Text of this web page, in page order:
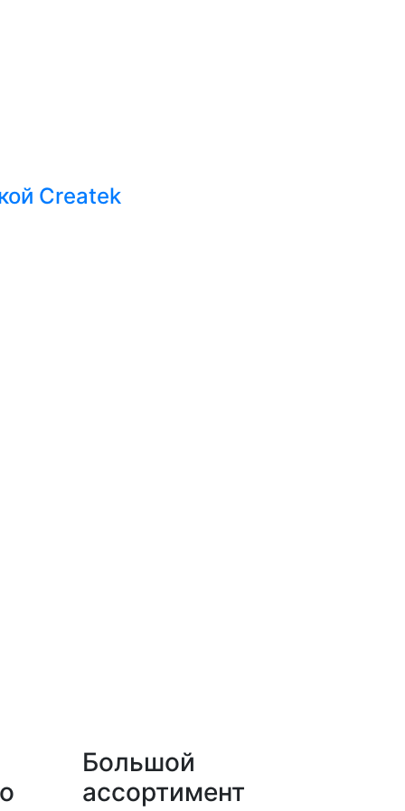
Createk
Большой
ассортимент